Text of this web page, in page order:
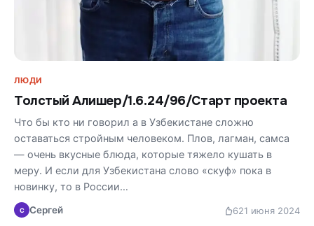
ЛЮДИ
Толстый Алишер/1.6.24/96/Старт проекта
Что бы кто ни говорил а в Узбекистане сложно
оставаться стройным человеком. Плов, лагман, самса
— очень вкусные блюда, которые тяжело кушать в
меру. И если для Узбекистана слово «скуф» пока в
новинку, то в России…
С Сергей 621 июня 2024